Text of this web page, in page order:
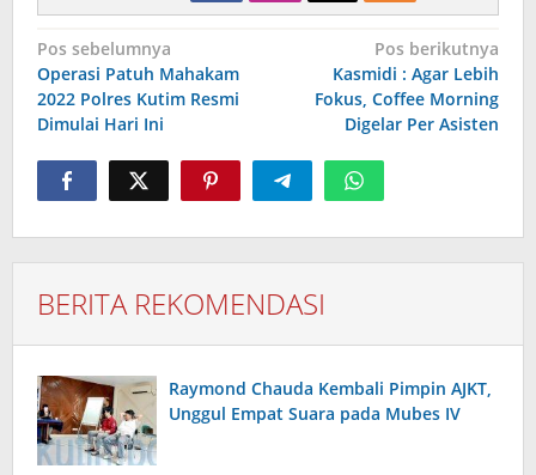
Navigasi
pos
Pos sebelumnya
Operasi Patuh Mahakam
2022 Polres Kutim Resmi
Dimulai Hari Ini
Pos berikutnya
Kasmidi : Agar Lebih
Fokus, Coffee Morning
Digelar Per Asisten
BERITA REKOMENDASI
Raymond Chauda Kembali Pimpin AJKT,
Unggul Empat Suara pada Mubes IV